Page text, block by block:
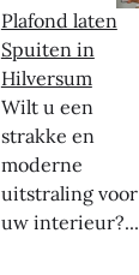
Plafond laten
Spuiten in
Hilversum
Wilt u een
strakke en
moderne
uitstraling voor
uw interieur?...